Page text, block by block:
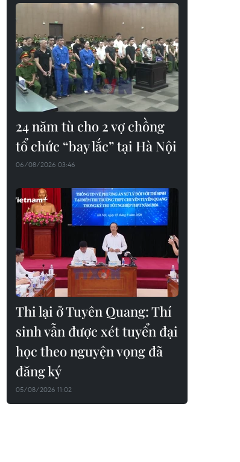
24 năm tù cho 2 vợ chồng
tổ chức “bay lắc” tại Hà Nội
06/08/2026 03:46
Thi lại ở Tuyên Quang: Thí
sinh vẫn được xét tuyển đại
học theo nguyện vọng đã
đăng ký
05/08/2026 11:02